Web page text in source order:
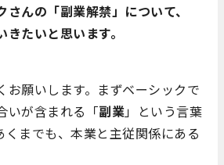
んの「副業解禁」について、
たいと思います。
お願いします。まずベーシックで
いが含まれる「副業」という言葉
くまでも、本業と主従関係にある